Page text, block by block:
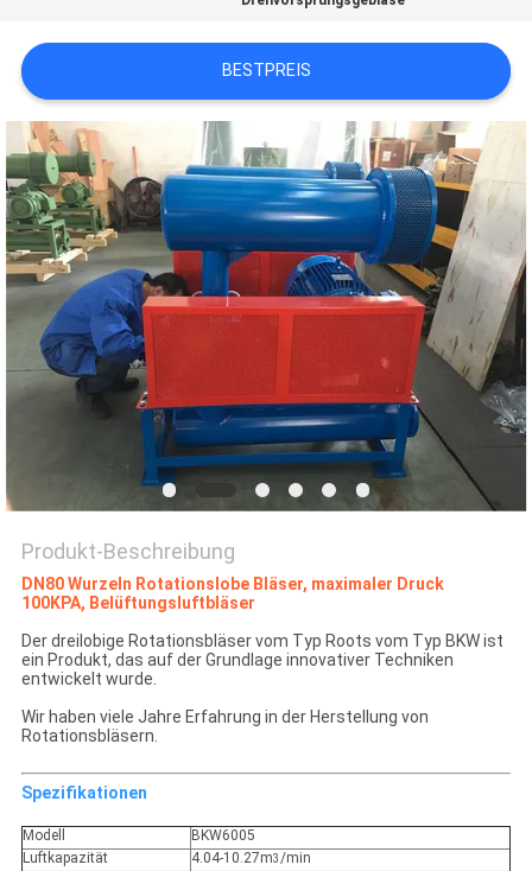
FORDERN
SIE EIN
ZITAT
COMPANY
NEWS
SITEMAP
PRIVACY
BESTPREIS
Produkt-Beschreibung
DN80 Wurzeln Rotationslobe Bläser, maximaler Druck
100KPA, Belüftungsluftbläser
Der dreilobige Rotationsbläser vom Typ Roots vom Typ BKW ist
ein Produkt, das auf der Grundlage innovativer Techniken
entwickelt wurde.
Wir haben viele Jahre Erfahrung in der Herstellung von
Rotationsbläsern.
Spezifikationen
Modell
BKW6005
Luftkapazität
4.04-10.27m3/min